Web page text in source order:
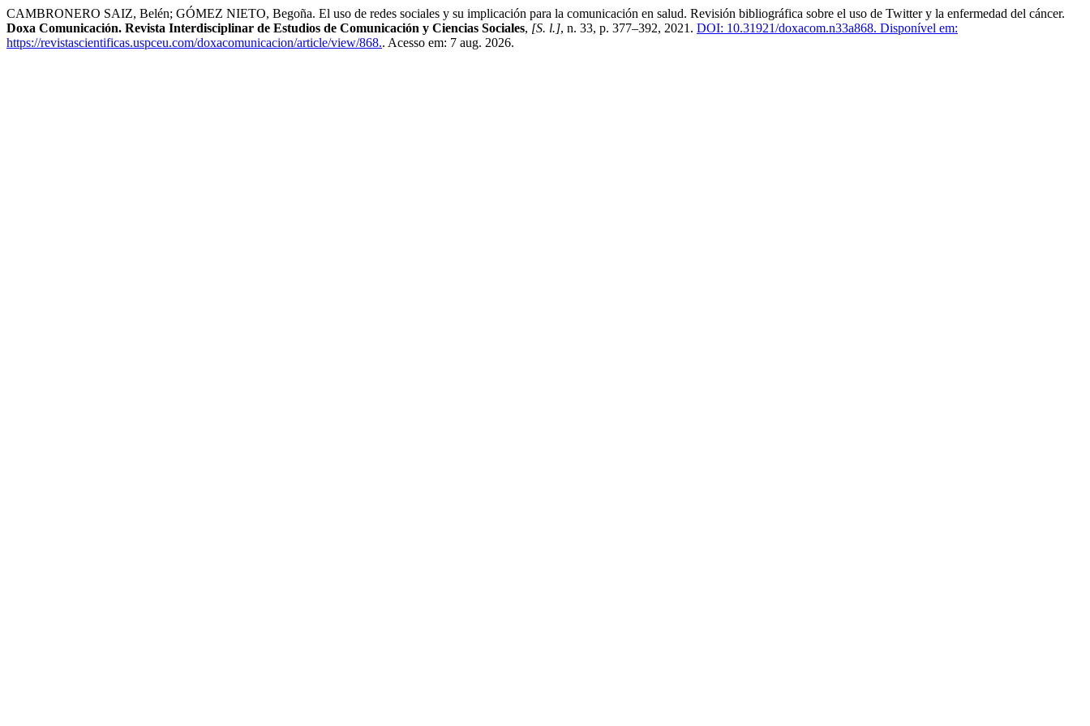
CAMBRONERO SAIZ, Belén; GÓMEZ NIETO, Begoña. El uso de redes sociales y su implicación para la comunicación en salud. Revisión bibliográfica sobre el uso de Twitter y la enfermedad del cáncer.
Doxa Comunicación. Revista Interdisciplinar de Estudios de Comunicación y Ciencias Sociales, [S. l.], n. 33, p. 377–392, 2021. DOI: 10.31921/doxacom.n33a868. Disponível em:
https://revistascientificas.uspceu.com/doxacomunicacion/article/view/868.. Acesso em: 7 aug. 2026.